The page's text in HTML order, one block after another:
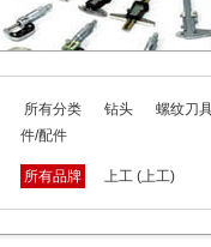
所有分类 钻头
螺纹刀
件/配件
所有品牌 上工 (上工)